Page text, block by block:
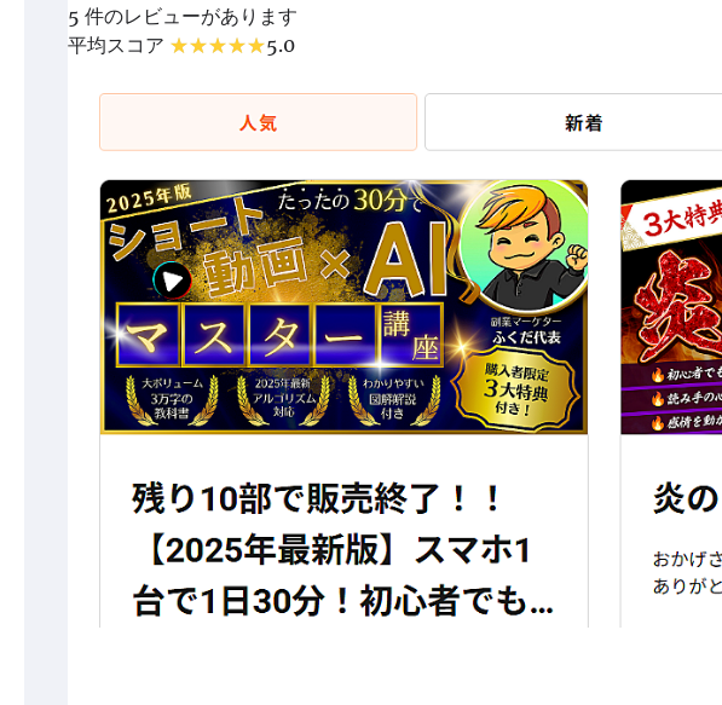
5 件のレビューがあります
平均スコア
5.0